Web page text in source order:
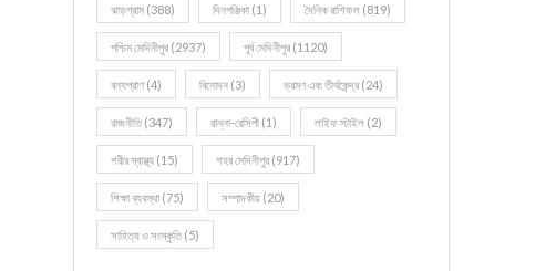
ঝাড়গ্রাম (388) দিনপঞ্জিকা (1) দৈনিক রাশিফল (819)
পশ্চিম মেদিনীপুর (2937) পূর্ব মেদিনীপুর (1120)
বন্যপ্রাণ (4) বিনোদন (3) ভ্রমণ এবং তীর্থকেন্দ্র (24)
রাজনীতি(347) রান্না-রেসিপী (1) লাইফ স্টাইল (2)
শরীর স্বাস্থ্য (15) শহর মেদিনীপুর (917)
শিক্ষা ব্যবস্থা (75) সম্পাদকীয় (20)
সাহিত্য ও সংস্কৃতি(5)